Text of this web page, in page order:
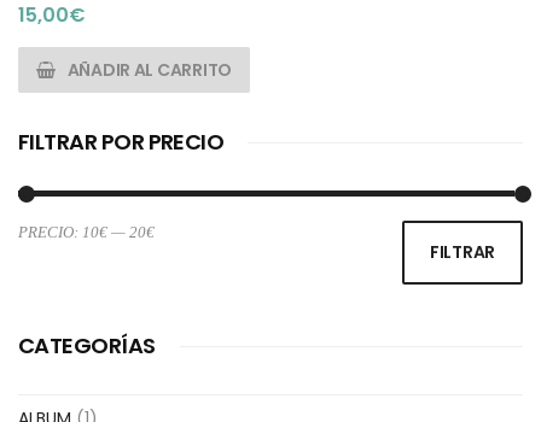
15,00€
AÑADIR AL CARRITO
FILTRAR POR PRECIO
FILTRAR
PRECIO: 10€ — 20€
CATEGORÍAS